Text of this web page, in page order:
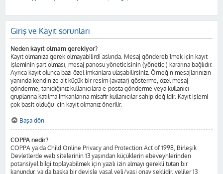
Giriş ve Kayıt sorunları
Neden kayıt olmam gerekiyor?
Kayıt olmanıza gerek olmayabilirdi aslında. Mesaj gönderebilmek için kayıt
işleminin şart olması, mesaj panosu yöneticisinin (yönetici) kararına bağlıdır.
Ayrıca kayıt olunca bazı özel imkanlara ulaşabilirsiniz. Örneğin mesajlarınızın
yanında kendinize ait küçük bir resim (avatar) gösterme, özel mesaj
gönderme, tanıdığınız kullanıcılara e-posta gönderme veya kullanıcı
gruplarına katılma imkanlarına misafir kullanıcılar sahip değildir. Kayıt işlemi
çok basit olduğu için kayıt olmanız önerilir.
Başa dön
COPPA nedir?
COPPA ya da Child Online Privacy and Protection Act of 1998, Birleşik
Devletlerde web sitelerinin 13 yaşından küçüklerin ebeveynlerinden
potansiyel bilgi toplayabilmek için yazılı izin almayı gerekli tutan bir
kanundur, ya da başka bir deyişle yasal veli/vasi onay şeklidir, veliler 13